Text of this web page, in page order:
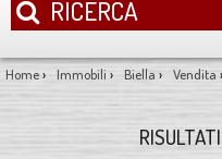
RICERCA
Home› Immobili › Biella › Vendita ›